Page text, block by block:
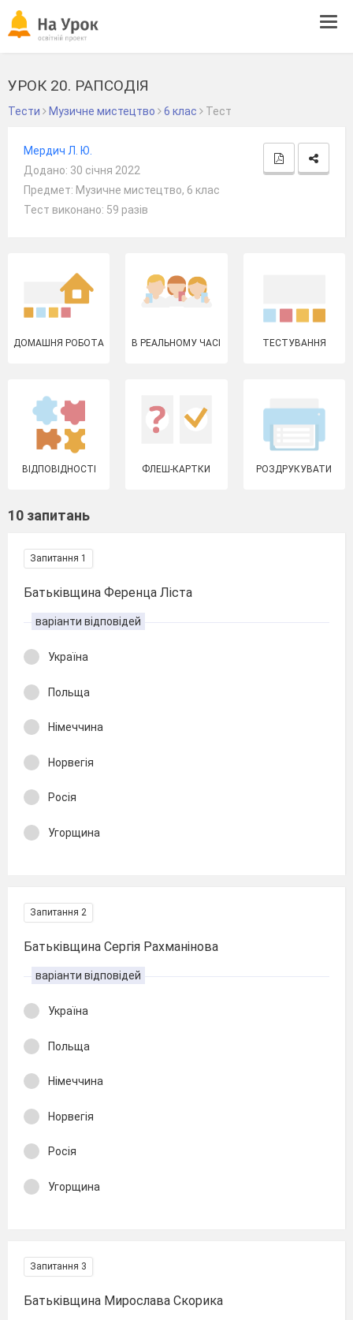
УРОК 20. РАПСОДІЯ
Тести Музичне мистецтво 6 клас Тест
Мердич Л. Ю.
Додано: 30 січня 2022
Предмет: Музичне мистецтво, 6 клас
Тест виконано: 59 разів
ДОМАШНЯ РОБОТА В РЕАЛЬНОМУ ЧАСІ ТЕСТУВАННЯ
ВІДПОВІДНОСТІ ФЛЕШ-КАРТКИ РОЗДРУКУВАТИ
10 запитань
Запитання 1
Батьківщина Ференца Ліста
варіанти відповідей
Україна
Польща
Німеччина
Норвегія
Росія
Угорщина
Запитання 2
Батьківщина Сергія Рахманінова
варіанти відповідей
Україна
Польща
Німеччина
Норвегія
Росія
Угорщина
Запитання 3
Батьківщина Мирослава Скорика